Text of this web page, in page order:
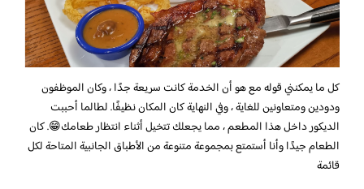
كل ما يمكنني قوله مع هو أن الخدمة كانت سريعة جدًا ، وكان الموظفون
ودودين ومتعاونين للغاية ، وفي النهاية كان المكان نظيفًا. لطالما أحببت
الديكور داخل هذا المطعم ، مما يجعلك تتخيل أثناء انتظار طعامك😁. كان
الطعام جيدًا وأنا أستمتع بمجموعة متنوعة من الأطباق الجانبية المتاحة لكل
قائمة